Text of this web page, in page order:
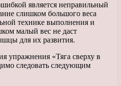
является неправильный
слишком большого веса
технике выполнения и
малый вес не даст
для их развития.
упражнения «Тяга сверху в
следовать следующим